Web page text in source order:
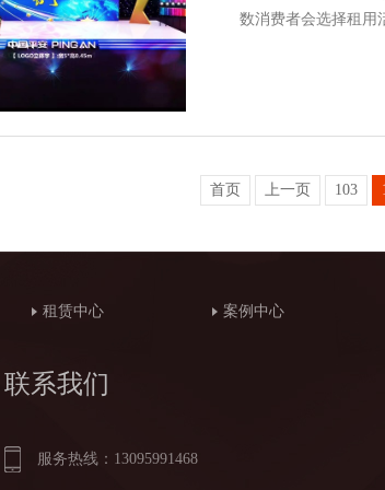
数消费者会选择租用
首页 上一页 103
租赁中心 案例中心
联系我们
服务热线：13095991468